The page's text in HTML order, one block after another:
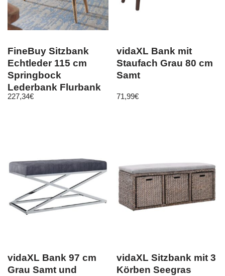
FineBuy Sitzbank
Echtleder 115 cm
Springbock
Lederbank Flurbank
Massivholz Bank
227,34€
vidaXL Bank mit
Staufach Grau 80 cm
Samt
71,99€
vidaXL Bank 97 cm
Grau Samt und
vidaXL Sitzbank mit 3
Körben Seegras